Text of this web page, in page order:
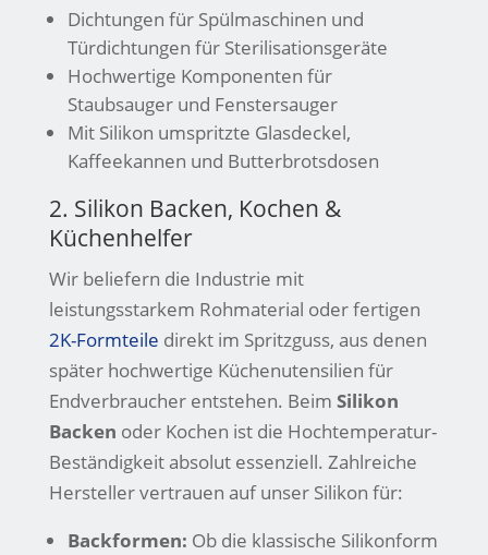
Dichtungen für Spülmaschinen und
Türdichtungen für Sterilisationsgeräte
Hochwertige Komponenten für
Staubsauger und Fenstersauger
Mit Silikon umspritzte Glasdeckel,
Kaffeekannen und Butterbrotsdosen
2. Silikon Backen, Kochen &
Küchenhelfer
Wir beliefern die Industrie mit
leistungsstarkem Rohmaterial oder fertigen
2K-Formteile direkt im Spritzguss, aus denen
später hochwertige Küchenutensilien für
Endverbraucher entstehen. Beim Silikon
Backen oder Kochen ist die Hochtemperatur-
Beständigkeit absolut essenziell. Zahlreiche
Hersteller vertrauen auf unser Silikon für:
Backformen: Ob die klassische Silikonform